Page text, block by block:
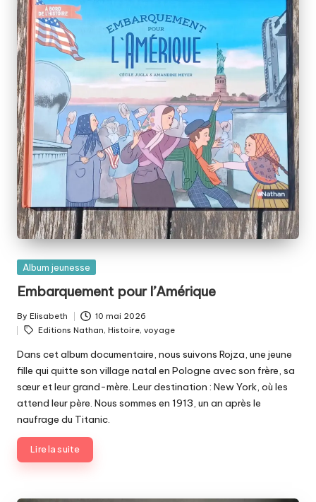
Posted
Album jeunesse
Embarquement pour l’Amérique
Posted
by
By Elisabeth 10 mai 2026
Tags:
Editions Nathan, Histoire, voyage
Dans cet album documentaire, nous suivons Rojza, une jeune
fille qui quitte son village natal en Pologne avec son frère, sa
sœur et leur grand-mère. Leur destination : New York, où les
attend leur père. Nous sommes en 1913, un an après le
naufrage du Titanic.
Lire la suite